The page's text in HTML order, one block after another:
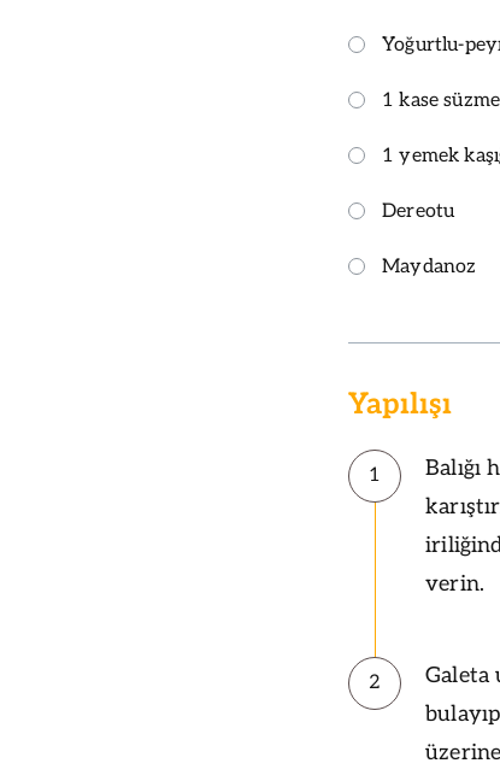
Yoğurtlu-
1 kase
1 yemek
Dereotu
Maydanoz
Yapılışı
1
Balığı
verin.
2
Galeta